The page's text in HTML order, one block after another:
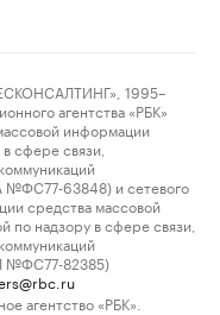
1995–
агентства «РБК»
информации
сфере связи,
№ФС77-63848) и сетевого
средства массовой
надзору в сфере связи,
№ФС77-82385)
агентство «РБК».